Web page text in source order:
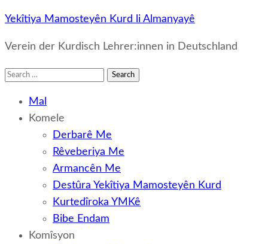
Yekîtiya Mamosteyên Kurd li Almanyayê
Verein der Kurdisch Lehrer:innen in Deutschland
Search
Mal
Komele
Derbarê Me
Rêveberiya Me
Armancên Me
Destûra Yekîtiya Mamosteyên Kurd
Kurtedîroka YMKê
Bibe Endam
Komîsyon